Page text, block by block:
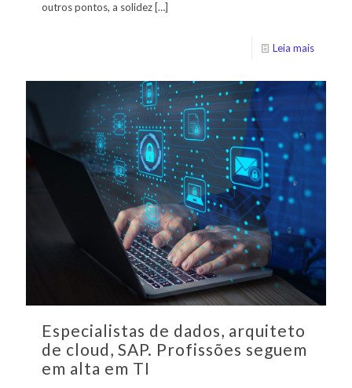
outros pontos, a solidez […]
Leia mais
Especialistas de dados, arquiteto
de cloud, SAP. Profissões seguem
em alta em TI